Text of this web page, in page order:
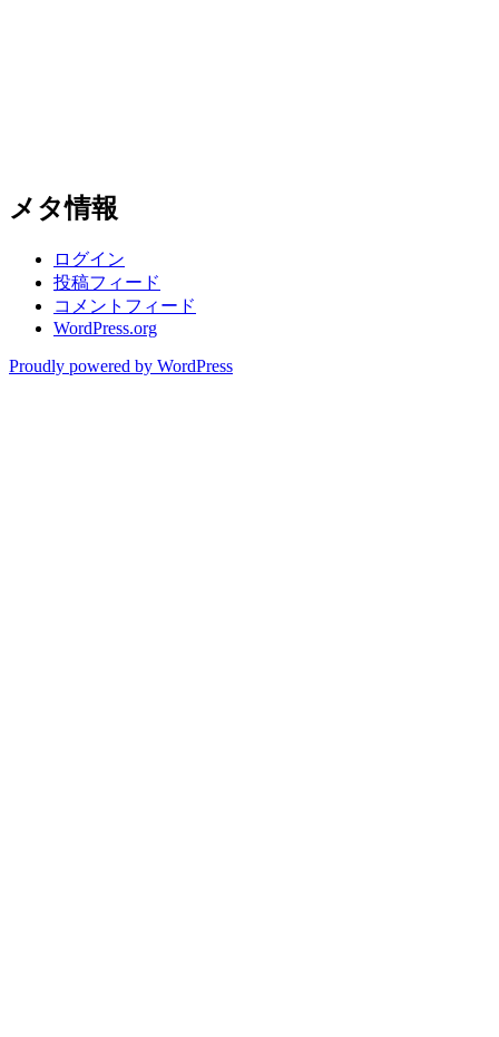
メタ情報
ログイン
投稿フィード
コメントフィード
WordPress.org
Proudly powered by WordPress